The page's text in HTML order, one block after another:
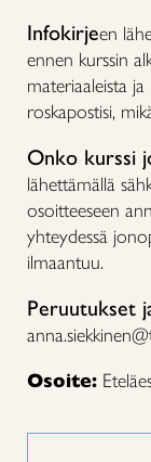
Infokirjeen
ennen kurssin
materiaaleista ja
roskapostisi,
Onko kurssi
lähettämällä
osoitteeseen
yhteydessä
ilmaantuu.
Peruutukset
Osoite: